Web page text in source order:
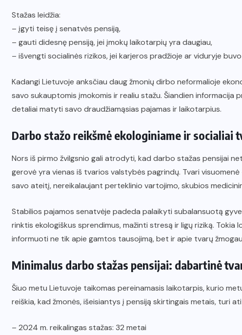
Stažas leidžia:
– įgyti teisę į senatvės pensiją,
– gauti didesnę pensiją, jei įmokų laikotarpių yra daugiau,
– išvengti socialinės rizikos, jei karjeros pradžioje ar viduryje
Kadangi Lietuvoje anksčiau daug žmonių dirbo neformalioje
savo sukauptomis įmokomis ir realiu stažu. Šiandien informacija
detaliai matyti savo draudžiamąsias pajamas ir laikotarpius.
Darbo stažo reikšmė ekologiniame ir socialiai
Nors iš pirmo žvilgsnio gali atrodyti, kad darbo stažas pensijai
gerovė yra vienas iš tvarios valstybės pagrindų. Tvari
savo ateitį, nereikalaujant perteklinio vartojimo, skubios
Stabilios pajamos senatvėje padeda palaikyti subalansuotą
rinktis ekologiškus sprendimus, mažinti stresą ir ligų riziką. Tokia
informuoti ne tik apie gamtos tausojimą, bet ir apie tvarų
Minimalus darbo stažas pensijai: dabartinė
Šiuo metu Lietuvoje taikomas pereinamasis laikotarpis, kurio
reiškia, kad žmonės, išeisiantys į pensiją skirtingais metais, turi
– 2024 m. reikalingas stažas: 32 metai